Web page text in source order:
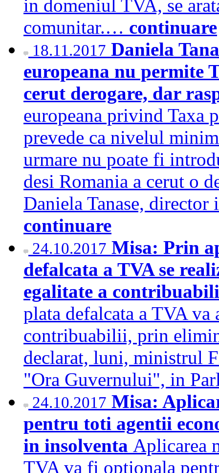
in domeniul TVA, se
comunitar.… continuare
18.11.2017 Daniela
europeana nu permite
cerut derogare, dar
europeana privind Taxa
prevede ca nivelul
urmare nu poate fi
desi Romania a cerut o
Daniela Tanase,
continuare
24.10.2017 Misa: Prin
defalcata a TVA se
egalitate a
plata defalcata a TVA va
contribuabilii, prin
declarat, luni, ministrul
"Ora Guvernului", in
24.10.2017 Misa:
pentru toti agentii
in insolventa Aplicarea
TVA va fi optionala